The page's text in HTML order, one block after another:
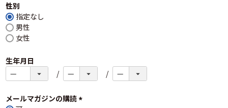
性別
指定なし
男性
女性
生年月日
メールマガジンの購読